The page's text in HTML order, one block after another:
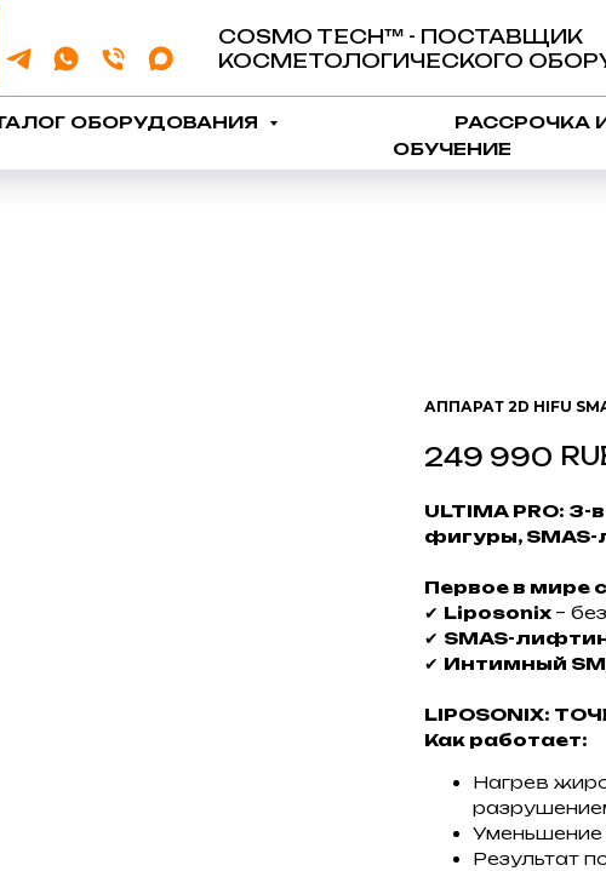
COSMO TECH™️ - ПОСТАВЩИК
КОСМЕТОЛОГИЧЕСКОГО
ОБОРУДОВАНИЯ РАССРОЧКА
ОБУЧЕНИЕ
АППАРАТ 2D HIFU
249 990
ULTIMA PRO:
фигуры,
Первое в мире
✔ Liposonix –
✔ SMAS-
✔ Интимный
LIPOSONIX:
Как работает:
Нагрев
Уменьшение
Результат